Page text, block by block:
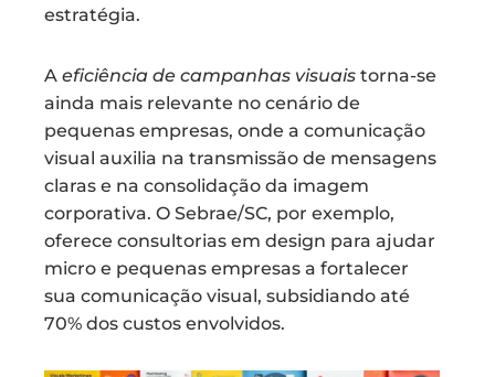
estratégia.
A eficiência de campanhas visuais torna-se
ainda mais relevante no cenário de
pequenas empresas, onde a comunicação
visual auxilia na transmissão de mensagens
claras e na consolidação da imagem
corporativa. O Sebrae/SC, por exemplo,
oferece consultorias em design para ajudar
micro e pequenas empresas a fortalecer
sua comunicação visual, subsidiando até
70% dos custos envolvidos.